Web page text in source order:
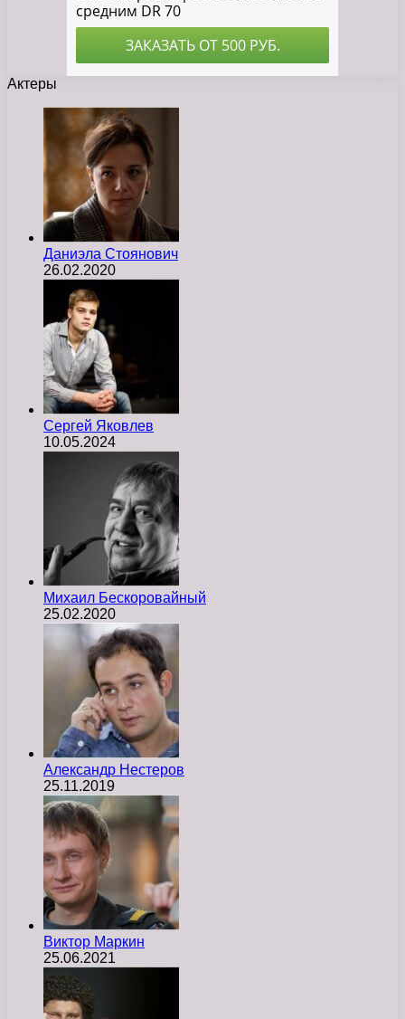
Актеры
Даниэла Стоянович
26.02.2020
Сергей Яковлев
10.05.2024
Михаил Бескоровайный
25.02.2020
Александр Нестеров
25.11.2019
Виктор Маркин
25.06.2021